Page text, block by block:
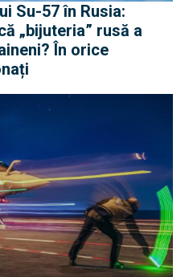
Su-57 în Rusia:
„bijuteria” rusă a
În orice